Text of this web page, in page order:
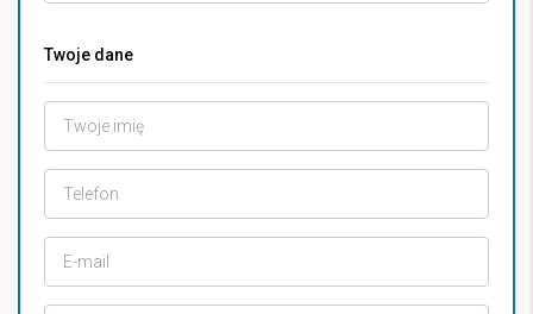
Twoje dane